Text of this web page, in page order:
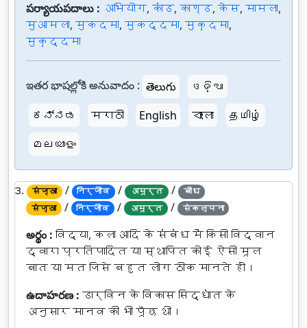
పర్యాయపదాలు : अभियोग, कांड, काण्ड, केस, मामला,
मुआमला, मुकदमा, मुकद्दमा, मुक़दमा,
मुक़द्दमा
ఇతర భాషల్లోకి అనువాదం : తెలుగు
ଓଡ଼ିଆ
ಕನ್ನಡ
मराठी English বাংলা
தமிழ்
മലയാളം
౩. संज्ञा / निर्जीव / अमूर्त /
बोध
संज्ञा / निर्जीव / अमूर्त / संकल्पना
అర్థం : विद्या, कला आदि के संबंध में किसी विद्वान
द्वारा प्रतिपादित या स्थापित कोई ऐसी मूल
बात या मत जिसे बहुत लोग ठीक मानते हों।
ఉదాహరణ : डार्विन के विकास सिद्धांत के
अनुसार मानव की भी पूँछ थी।